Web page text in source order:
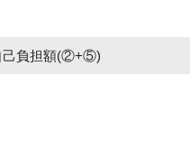
己負担額(②+⑤)